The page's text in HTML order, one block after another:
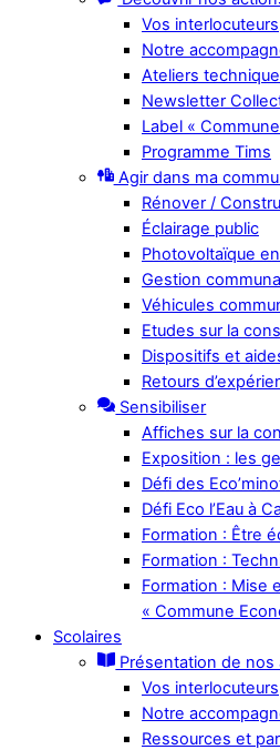
Vos interlocuteurs
Notre
Ateliers
Newsletter
Label «
Programme Tims
Agir dans ma
Rénover /
Éclairage public
Photovoltaïque
Gestion
Véhicules
Etudes sur la
Dispositifs et
Retours
Sensibiliser
Affiches sur la
Exposition : les
Défi des
Défi Eco l’Eau à
Formation : Être
Formation :
Formation : Mise
« Commune
Scolaires
Présentation de nos
Vos interlocuteurs
Notre
Ressources et